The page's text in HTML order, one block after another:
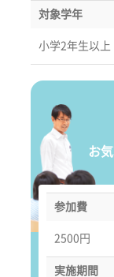
対象学年
小学2年生以上
お
参加費
2500円
実施期間